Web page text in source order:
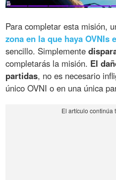
Para completar esta misión,
zona en la que haya OVNIs
sencillo. Simplemente
completarás la misión. El
partidas, no es necesario
único OVNI o en una única